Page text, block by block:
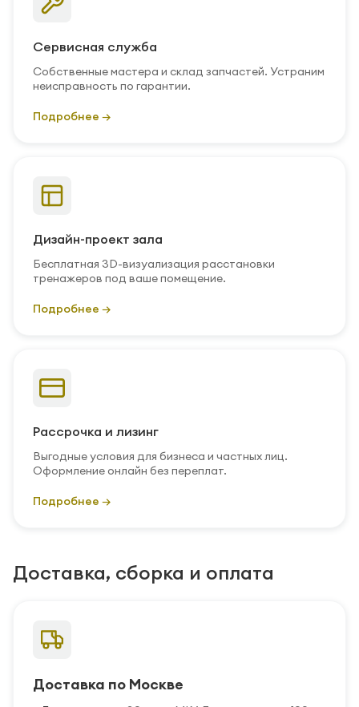
Сервисная служба
Собственные мастера и склад запчастей. Устраним
неисправность по гарантии.
Подробнее →
Дизайн-проект зала
Бесплатная 3D-визуализация расстановки
тренажеров под ваше помещение.
Подробнее →
Рассрочка и лизинг
Выгодные условия для бизнеса и частных лиц.
Оформление онлайн без переплат.
Подробнее →
Доставка, сборка и оплата
Доставка по Москве